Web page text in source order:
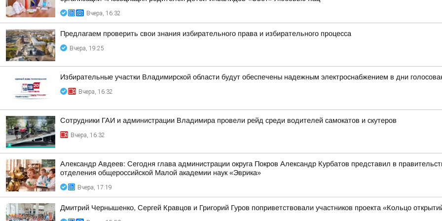
Вчера, 16:32
Предлагаем проверить свои знания избирательного права и избирательного процесса
Вчера, 19:25
Избирательные участки Владимирской области будут обеспечены надежным электроснабжением в дни
Вчера, 16:32
Сотрудники ГАИ и администрации Владимира провели рейд среди водителей самокатов и скутеров
Вчера, 16:32
Александр Авдеев: Сегодня глава администрации округа Покров Александр Курбатов представил в
отделения общероссийской Малой академии наук «Эврика»
Вчера, 17:19
Дмитрий Чернышенко, Сергей Кравцов и Григорий Гуров поприветствовали участников проекта «Кольцо